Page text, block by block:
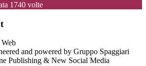
1740 volte
and powered by Gruppo Spaggiari
Publishing & New Social Media